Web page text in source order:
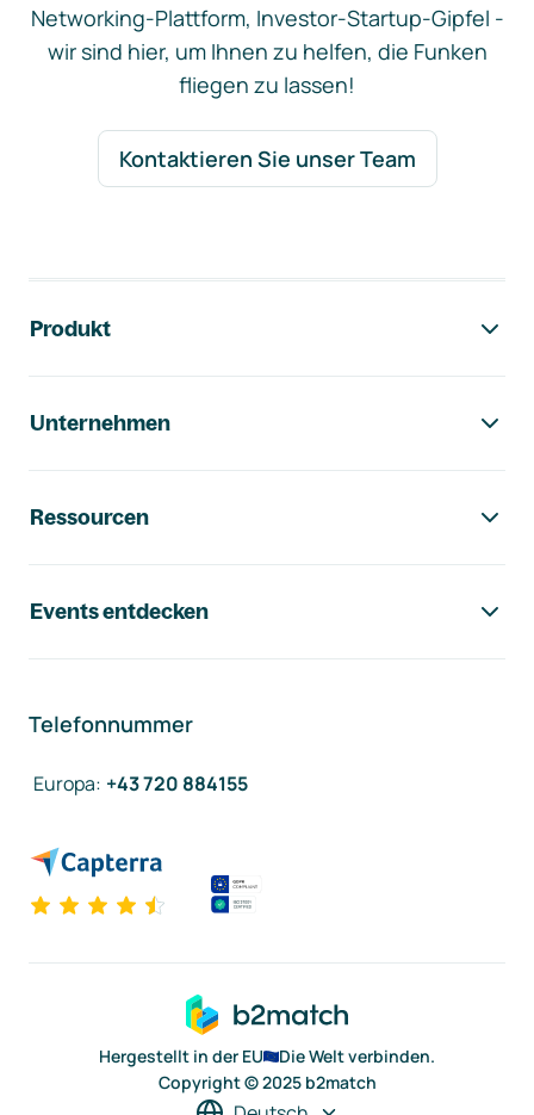
Networking-Plattform, Investor-Startup-Gipfel -
wir sind hier, um Ihnen zu helfen, die Funken
fliegen zu lassen!
Kontaktieren Sie unser Team
Produkt
Unternehmen
Ressourcen
Events entdecken
Telefonnummer
Europa: +43 720 884155
Hergestellt in der EU
Die Welt verbinden.
Copyright © 2025 b2match